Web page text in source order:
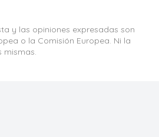
y las opiniones expresadas son
o la Comisión Europea. Ni la
mismas.